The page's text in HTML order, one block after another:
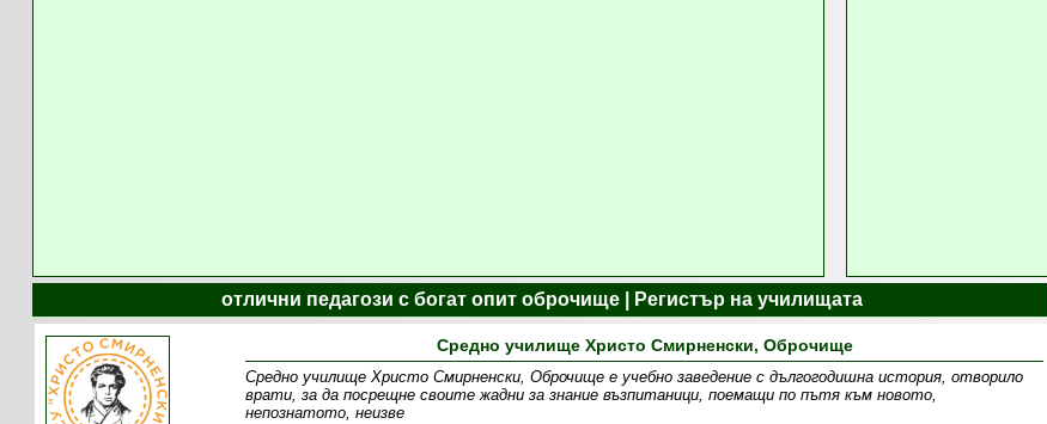
отлични педагози с богат опит оброчище | Регистър на училищата
Средно училище Христо Смирненски, Оброчище
Средно училище Христо Смирненски, Оброчище е учебно заведение с дългогодишна история, отворило
врати, за да посрещне своите жадни за знание възпитаници, поемащи по пътя към новото,
непознатото, неизве